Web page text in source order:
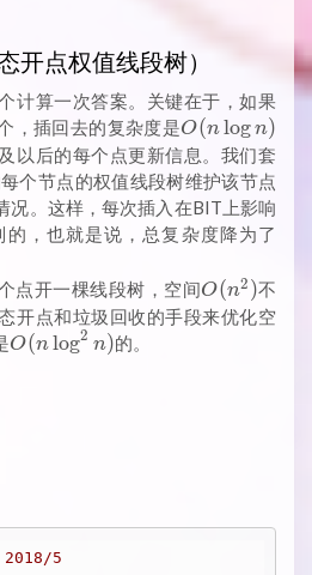
开点权值线段树）
计算一次答案。关键在于，如果
，插回去的复杂度是O(n
\log
n)
O(nlogn)
以后的每个点更新信息。我们套
个节点的权值线段树维护该节点
况。这样，每次插入在BIT上影响
的，也就是说，总复杂度降为了
点开一棵线段树，空间O(n^2)
O(n2 )不
开点和垃圾回收的手段来优化空
O(n
O(n log2 n)的。
5